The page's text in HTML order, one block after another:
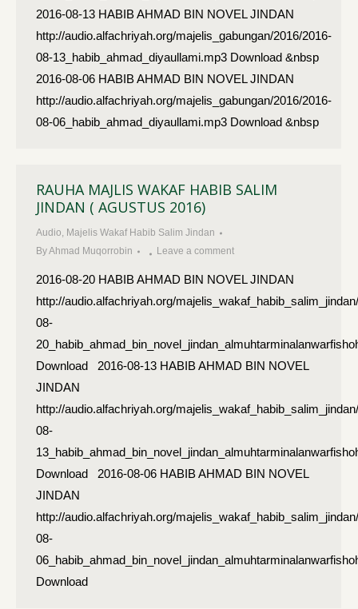
2016-08-13 HABIB AHMAD BIN NOVEL JINDAN
http://audio.alfachriyah.org/majelis_gabungan/2016/2016-
08-13_habib_ahmad_diyaullami.mp3 Download &nbsp
2016-08-06 HABIB AHMAD BIN NOVEL JINDAN
http://audio.alfachriyah.org/majelis_gabungan/2016/2016-
08-06_habib_ahmad_diyaullami.mp3 Download &nbsp
RAUHA MAJLIS WAKAF HABIB SALIM
JINDAN ( AGUSTUS 2016)
Audio, Majelis Wakaf Habib Salim Jindan
ByAhmad Muqorrobin Leave a comment
2016-08-20 HABIB AHMAD BIN NOVEL JINDAN
http://audio.alfachriyah.org/
08-
Download 2016-08-13 HABIB AHMAD BIN NOVEL
JINDAN
http://audio.alfachriyah.org/
08-
Download 2016-08-06 HABIB AHMAD BIN NOVEL
JINDAN
http://audio.alfachriyah.org/
08-
Download